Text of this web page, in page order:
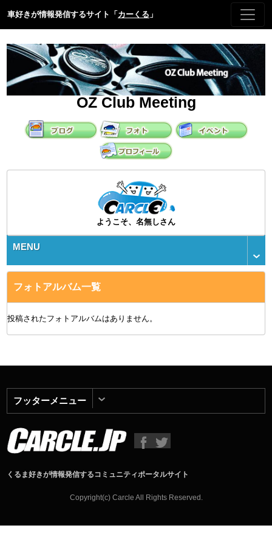
車好きが情報発信するサイト「 カーくる 」
OZ Club Meeting
ようこそ、名無しさん
MENU
フォトアルバム一覧
投稿されたフォトアルバムはありません。
フッターメニュー
くるま好きが情報発信するコミュニティポータルサイト
Copyright(c) Carcle All Rights Reserved.